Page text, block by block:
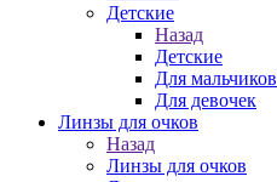
Детские
Назад
Детские
Для мальчиков
Для девочек
Линзы для очков
Назад
Линзы для очков